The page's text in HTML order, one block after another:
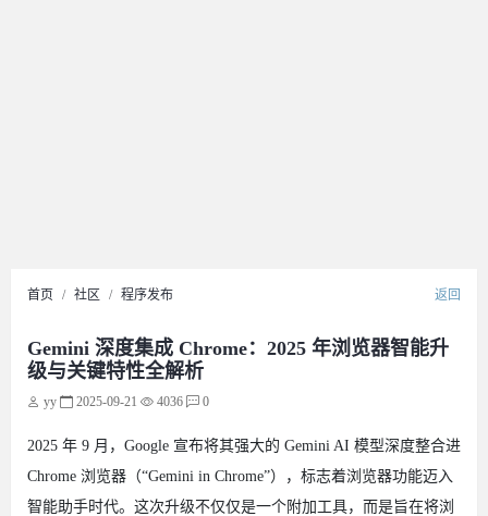
首页 社区 程序发布 返回
Gemini 深度集成 Chrome：2025 年浏览器智能升
级与关键特性全解析
yy 2025-09-21 4036 0
2025 年 9 月，Google 宣布将其强大的 Gemini AI 模型深度整合进
Chrome 浏览器（“Gemini in Chrome”），标志着浏览器功能迈入
智能助手时代。这次升级不仅仅是一个附加工具，而是旨在将浏